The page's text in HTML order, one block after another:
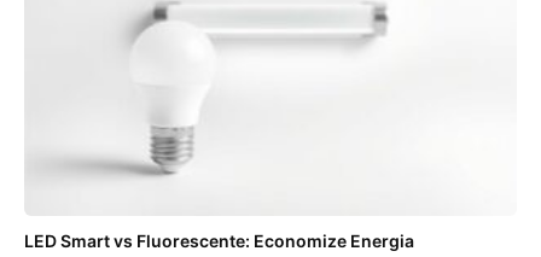
LED Smart vs Fluorescente: Economize Energia